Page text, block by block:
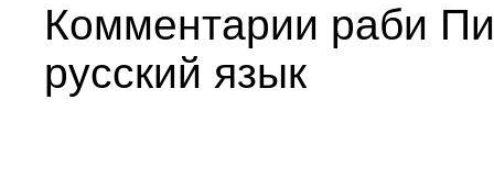
Комментарии раби
русский язык